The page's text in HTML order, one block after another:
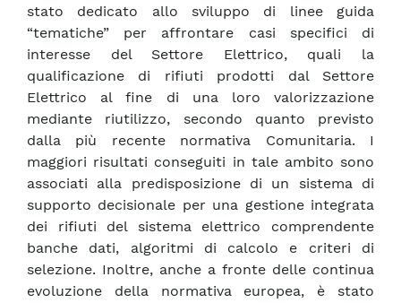
stato dedicato allo sviluppo di linee guida
“tematiche” per affrontare casi specifici di
interesse del Settore Elettrico, quali la
qualificazione di rifiuti prodotti dal Settore
Elettrico al fine di una loro valorizzazione
mediante riutilizzo, secondo quanto previsto
dalla più recente normativa Comunitaria. I
maggiori risultati conseguiti in tale ambito sono
associati alla predisposizione di un sistema di
supporto decisionale per una gestione integrata
dei rifiuti del sistema elettrico comprendente
banche dati, algoritmi di calcolo e criteri di
selezione. Inoltre, anche a fronte delle continua
evoluzione della normativa europea, è stato